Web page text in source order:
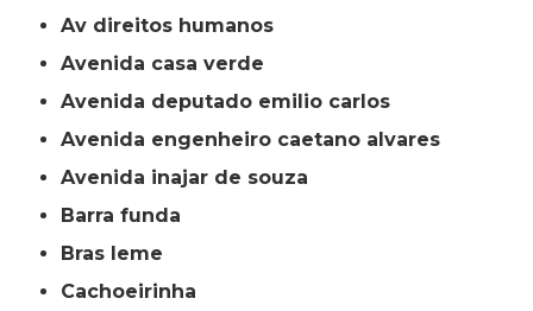
av direitos humanos
avenida casa verde
avenida deputado emilio carlos
avenida engenheiro caetano alvares
avenida inajar de souza
barra funda
bras leme
cachoeirinha